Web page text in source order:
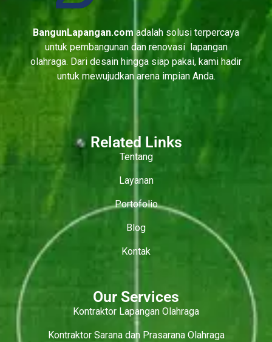
BangunLapangan.com adalah solusi terpercaya
untuk pembangunan dan renovasi lapangan
olahraga. Dari desain hingga siap pakai, kami hadir
untuk mewujudkan arena impian Anda.
Related Links
Tentang
Layanan
Portofolio
Blog
Kontak
Our Services
Kontraktor Lapangan Olahraga
Kontraktor Sarana dan Prasarana Olahraga